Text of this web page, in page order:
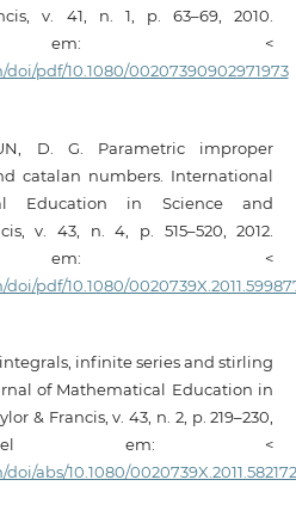
v. 41, n. 1, p. 63–69, 2010.
em: <
pdf/10.1080/00207390902971973
D. G. Parametric improper
catalan numbers. International
Education in Science and
v. 43, n. 4, p. 515–520, 2012.
em: <
pdf/10.1080/
integrals, infinite series and stirling
of Mathematical Education in
& Francis, v. 43, n. 2, p. 219–230,
em: <
abs/10.1080/0020739X.2011.582172